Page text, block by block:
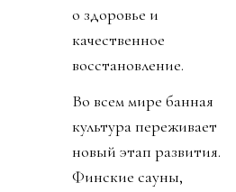
о здоровье и
качественное
восстановление.
Во всем мире банная
культура переживает
новый этап развития.
Финские сауны,